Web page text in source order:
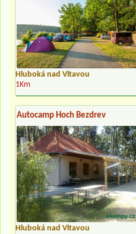
Hluboká nad Vltavou
1Km
Autocamp Hoch Bezdrev
Hluboká nad Vltavou